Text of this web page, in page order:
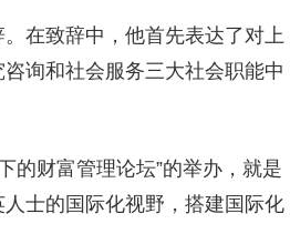
在致辞中，他首先表达了对上
询和社会服务三大社会职能中
的财富管理论坛”的举办，就是
士的国际化视野，搭建国际化